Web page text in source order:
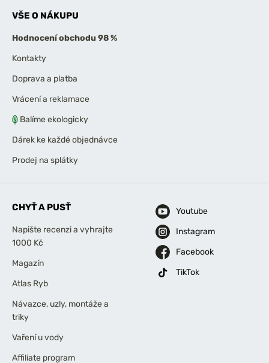
VŠE O NÁKUPU
Hodnocení obchodu 98 %
Kontakty
Doprava a platba
Vrácení a reklamace
Balíme ekologicky
Dárek ke každé objednávce
Prodej na splátky
CHYŤ A PUSŤ
Napište recenzi a vyhrajte
1000 Kč
Magazín
Atlas Ryb
Návazce, uzly, montáže a
triky
Vaření u vody
Affiliate program
Youtube
Instagram
Facebook
TikTok